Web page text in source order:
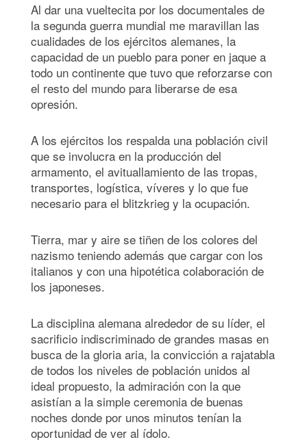
Al dar una vueltecita por los documentales de
la segunda guerra mundial me maravillan las
cualidades de los ejércitos alemanes, la
capacidad de un pueblo para poner en jaque a
todo un continente que tuvo que reforzarse con
el resto del mundo para liberarse de esa
opresión.
A los ejércitos los respalda una población civil
que se involucra en la producción del
armamento, el avituallamiento de las tropas,
transportes, logística, víveres y lo que fue
necesario para el blitzkrieg y la ocupación.
Tierra, mar y aire se tiñen de los colores del
nazismo teniendo además que cargar con los
italianos y con una hipotética colaboración de
los japoneses.
La disciplina alemana alrededor de su líder, el
sacrificio indiscriminado de grandes masas en
busca de la gloria aria, la convicción a rajatabla
de todos los niveles de población unidos al
ideal propuesto, la admiración con la que
asistían a la simple ceremonia de buenas
noches donde por unos minutos tenían la
oportunidad de ver al ídolo.